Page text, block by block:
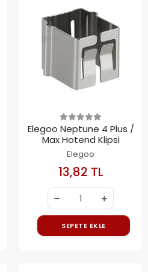
Elegoo Neptune 4 Plus /
Max Hotend Klipsi
Elegoo
13,82 TL
SEPETE EKLE